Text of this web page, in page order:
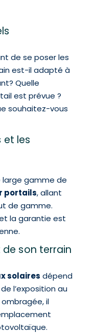
de se poser les
est-il adapté à
Quelle
est prévue ?
souhaitez-vous
et les
large gamme de
portails, allant
de gamme.
la garantie est
de son terrain
solaires dépend
l’exposition au
il